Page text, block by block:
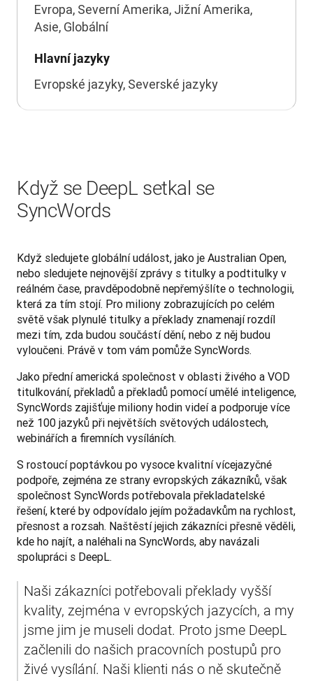
Evropa, Severní Amerika, Jižní Amerika,
Asie, Globální
Hlavní jazyky
Evropské jazyky, Severské jazyky
Když se DeepL setkal se
SyncWords
Když sledujete globální událost, jako je Australian Open,
nebo sledujete nejnovější zprávy s titulky a podtitulky v
reálném čase, pravděpodobně nepřemýšlíte o technologii,
která za tím stojí. Pro miliony zobrazujících po celém
světě však plynulé titulky a překlady znamenají rozdíl
mezi tím, zda budou součástí dění, nebo z něj budou
vyloučeni. Právě v tom vám pomůže SyncWords.
Jako přední americká společnost v oblasti živého a VOD
titulkování, překladů a překladů pomocí umělé inteligence,
SyncWords zajišťuje miliony hodin videí a podporuje více
než 100 jazyků při největších světových událostech,
webinářích a firemních vysíláních.
S rostoucí poptávkou po vysoce kvalitní vícejazyčné
podpoře, zejména ze strany evropských zákazníků, však
společnost SyncWords potřebovala překladatelské
řešení, které by odpovídalo jejím požadavkům na rychlost,
přesnost a rozsah. Naštěstí jejich zákazníci přesně věděli,
kde ho najít, a naléhali na SyncWords, aby navázali
spolupráci s DeepL.
Naši zákazníci potřebovali překlady vyšší
kvality, zejména v evropských jazycích, a my
jsme jim je museli dodat. Proto jsme DeepL
začlenili do našich pracovních postupů pro
živé vysílání. Naši klienti nás o ně skutečně